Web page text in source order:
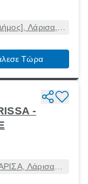
Λάρισα,
Τώρα
-
Λάρισα